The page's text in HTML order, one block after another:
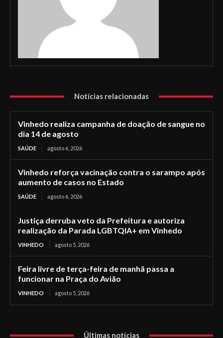
Notícias relacionadas
Vinhedo realiza campanha de doação de sangue no
dia 14 de agosto
SAÚDE agosto 6, 2026
Vinhedo reforça vacinação contra o sarampo após
aumento de casos no Estado
SAÚDE agosto 6, 2026
Justiça derruba veto da Prefeitura e autoriza
realização da Parada LGBTQIA+ em Vinhedo
VINHEDO agosto 5, 2026
Feira livre de terça-feira de manhã passa a
funcionar na Praça do Avião
VINHEDO agosto 5, 2026
Últimas notícias